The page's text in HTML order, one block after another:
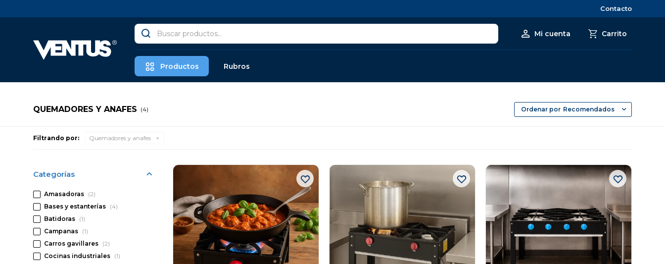
Productos Rubros
Contacto
QUEMADORES Y ANAFES (4) Recomendados
Filtrando por: Quemadores y anafes
Categorías
Amasadoras (2)
Bases y estanterías (4)
Batidoras (1)
Campanas (1)
Carros gavillares (2)
Cocinas industriales (1)